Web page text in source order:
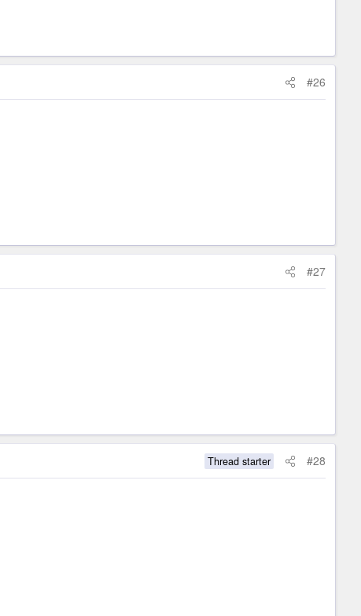
#26
#27
Thread starter #28